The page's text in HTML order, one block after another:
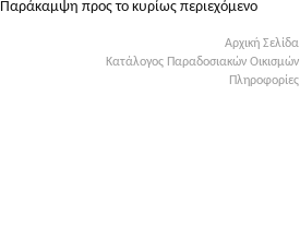
Παράκαμψη προς το κυρίως περιεχόμενο
Αρχική Σελίδα
Κατάλογος Παραδοσιακών Οικισμών
Πληροφορίες